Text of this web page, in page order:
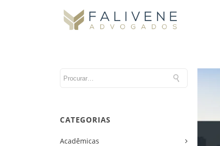
CATEGORIAS
Acadêmicas